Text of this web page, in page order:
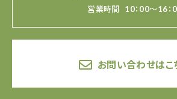
営業時間 10：00～16：
お問い合わせはこ